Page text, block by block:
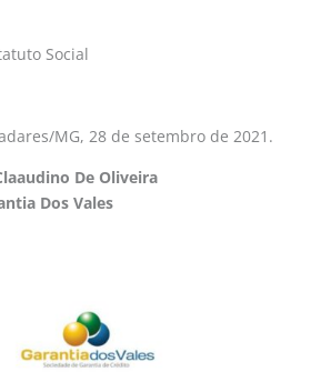
Social
MG, 28 de setembro de 2021.
De Oliveira
Dos Vales